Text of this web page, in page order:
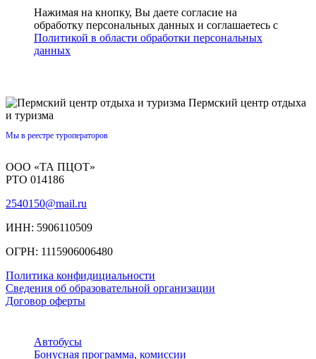
Нажимая на кнопку, Вы даете согласие на
обработку персональных данных и соглашаетесь с
Политикой в области обработки персональных
данных
Пермский центр отдыха
и туризма
Мы в реестре туроператоров
ООО «ТА ПЦОТ»
РТО 014186
2540150@mail.ru
ИНН: 5906110509
ОГРН: 1115906006480
Политика конфидициальности
Сведения об образовательной организации
Договор оферты
Автобусы
Бонусная программа, комиссии